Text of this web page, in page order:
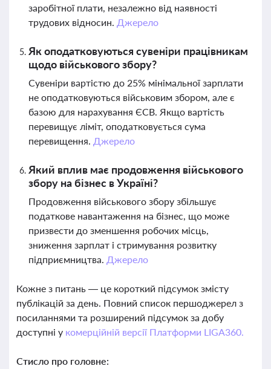
заробітної плати, незалежно від наявності
трудових відносин. Джерело
Як оподатковуються сувеніри працівникам
щодо військового збору?
Сувеніри вартістю до 25% мінімальної зарплати
не оподатковуються військовим збором, але є
базою для нарахування ЄСВ. Якщо вартість
перевищує ліміт, оподатковується сума
перевищення. Джерело
Який вплив має продовження військового
збору на бізнес в Україні?
Продовження військового збору збільшує
податкове навантаження на бізнес, що може
призвести до зменшення робочих місць,
зниження зарплат і стримування розвитку
підприємництва. Джерело
Кожне з питань — це короткий підсумок змісту
публікацій за день. Повний список першоджерел з
посиланнями та розширений підсумок за добу
доступні у комерційній версії Платформи LIGA360.
Стисло про головне: